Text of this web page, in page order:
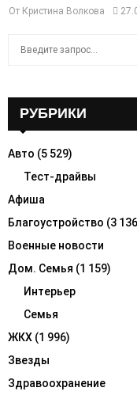
От Кристина Волкова
o
РУБРИКИ
Авто (5 529)
Тест-драйвы
Афиша
Благоустройство (3
Военные новости
Дом. Семья (1 159)
Интерьер
Семья
ЖКХ (1 996)
Звезды
Здравоохранение